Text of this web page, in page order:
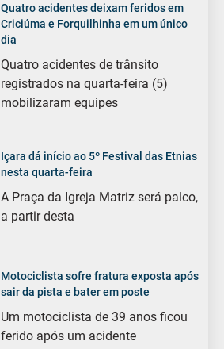
Quatro acidentes deixam feridos em
Criciúma e Forquilhinha em um único
dia
Quatro acidentes de trânsito
registrados na quarta-feira (5)
mobilizaram equipes
Içara dá início ao 5º Festival das Etnias
nesta quarta-feira
A Praça da Igreja Matriz será palco,
a partir desta
Motociclista sofre fratura exposta após
sair da pista e bater em poste
Um motociclista de 39 anos ficou
ferido após um acidente